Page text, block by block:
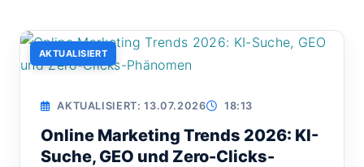
AKTUALISIERT
AKTUALISIERT: 13.07.2026 18:13
Online Marketing Trends 2026: KI-
Suche, GEO und Zero-Clicks-